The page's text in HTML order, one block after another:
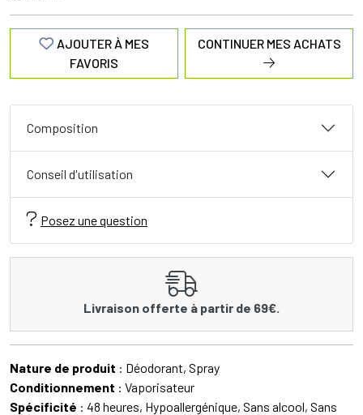
AJOUTER À MES
FAVORIS
CONTINUER MES ACHATS
Composition
Conseil d'utilisation
Posez une question
Livraison offerte à partir de 69€.
Nature de produit : Déodorant, Spray
Conditionnement : Vaporisateur
Spécificité : 48 heures, Hypoallergénique, Sans alcool, Sans